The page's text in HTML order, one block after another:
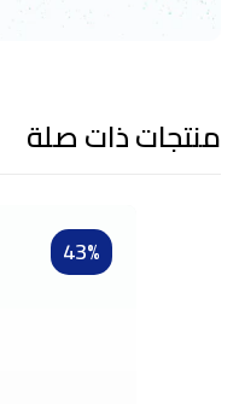
منتجات ذات صلة
43%